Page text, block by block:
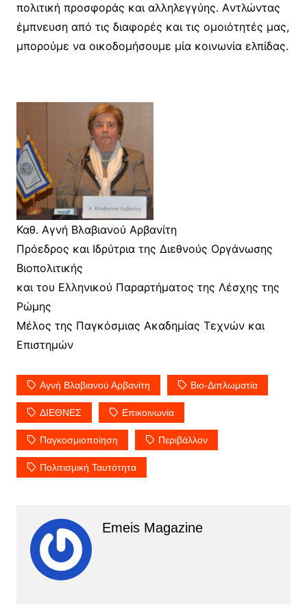
πολιτική προσφοράς και αλληλεγγύης. Aντλώντας
έμπνευση από τις διαφορές και τις ομοιότητές μας,
μπορούμε να οικοδομήσουμε μία κοινωνία ελπίδας.
Καθ. Αγνή Βλαβιανού Αρβανίτη
Πρόεδρος και Ιδρύτρια της Διεθνούς Οργάνωσης
Βιοπολιτικής
και του Ελληνικού Παραρτήματος της Λέσχης της
Ρώμης
Μέλος της Παγκόσμιας Ακαδημίας Τεχνών και
Επιστημών
Αγνή Βλαβιανού Αρβανίτη Βιο-Διπλωματία
ΔΙΕΘΝΕΣ Επικοινωνία
Παγκοσμιοποίηση Περιβάλλον
Πολιτισμική Ταυτότητα
Emeis Magazine